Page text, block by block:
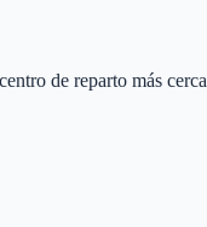
de reparto más